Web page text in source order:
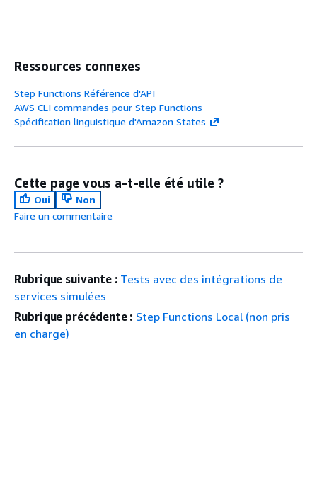
Ressources connexes
Step Functions Référence d'API
AWS CLI commandes pour Step Functions
Spécification linguistique d'Amazon States
Cette page vous a-t-elle été utile ?
Oui
Non
Faire un commentaire
Rubrique suivante : Tests avec des intégrations de
services simulées
Rubrique précédente : Step Functions Local (non pris
en charge)